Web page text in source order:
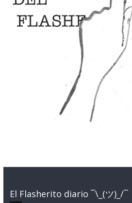
El Flasherito diario ¯\_(ツ)_/¯